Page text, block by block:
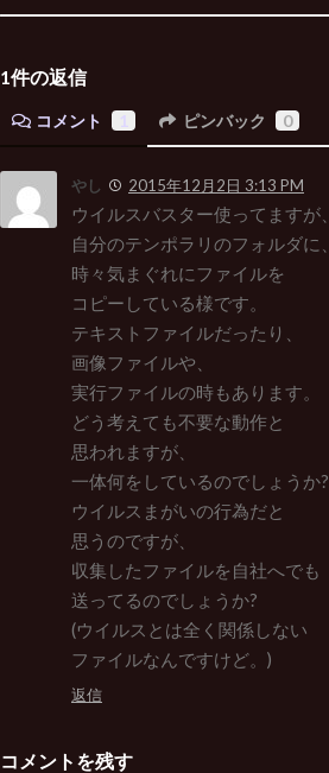
1件の返信
コメント ピンバック 0
やし 2015年12月2日 3:13 PM
ウイルスバスター使ってますが、
自分のテンポラリのフォルダに、
時々気まぐれにファイルを
コピーしている様です。
テキストファイルだったり、
画像ファイルや、
実行ファイルの時もあります。
どう考えても不要な動作と
思われますが、
一体何をしているのでしょうか?
ウイルスまがいの行為だと
思うのですが、
収集したファイルを自社へでも
送ってるのでしょうか?
(ウイルスとは全く関係しない
ファイルなんですけど。)
返信
コメントを残す